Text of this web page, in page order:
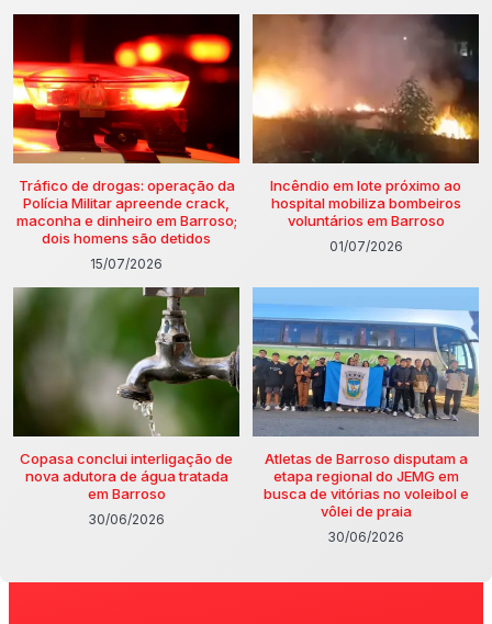
Tráfico de drogas: operação da
Polícia Militar apreende crack,
maconha e dinheiro em Barroso;
dois homens são detidos
15/07/2026
Incêndio em lote próximo ao
hospital mobiliza bombeiros
voluntários em Barroso
01/07/2026
Copasa conclui interligação de
nova adutora de água tratada
em Barroso
30/06/2026
Atletas de Barroso disputam a
etapa regional do JEMG em
busca de vitórias no voleibol e
vôlei de praia
30/06/2026